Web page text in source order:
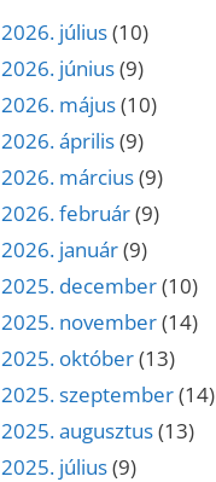
2026. július(10)
2026. június(9)
2026. május(10)
2026. április(9)
2026. március(9)
2026. február(9)
2026. január(9)
2025. december(10)
2025. november(14)
2025. október(13)
2025. szeptember(14)
2025. augusztus(13)
2025. július(9)